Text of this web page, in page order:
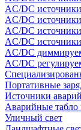
AC/DC
AC/DC
AC/DC
AC/DC
AC/DC
AC/DC
Портативные
Источники
Аварийные
Уличный свет